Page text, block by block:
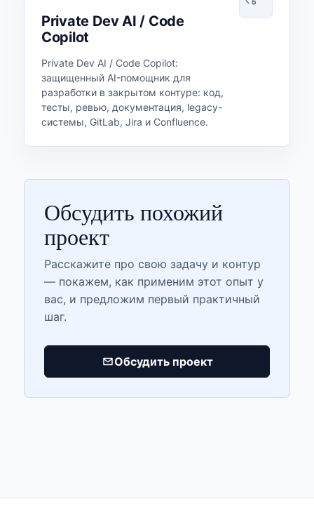
Private Dev AI / Code
Copilot
Private Dev AI / Code Copilot:
защищенный AI-помощник для
разработки в закрытом контуре: код,
тесты, ревью, документация, legacy-
системы, GitLab, Jira и Confluence.
Обсудить похожий
проект
Расскажите про свою задачу и контур
— покажем, как применим этот опыт у
вас, и предложим первый практичный
шаг.
Обсудить проект